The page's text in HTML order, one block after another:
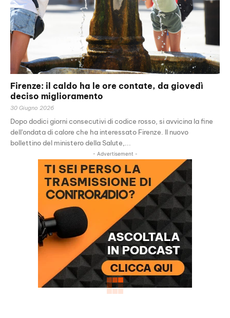
Firenze: il caldo ha le ore contate, da giovedì
deciso miglioramento
30 Giugno 2026
Dopo dodici giorni consecutivi di codice rosso, si avvicina la fine
dell'ondata di calore che ha interessato Firenze. Il nuovo
bollettino del ministero della Salute,...
- Advertisement -